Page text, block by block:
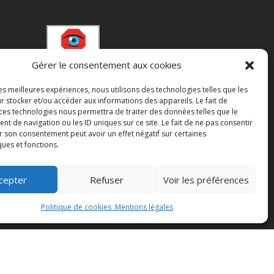
Gérer le consentement aux cookies
meilleures expériences, nous utilisons des technologies telles que les
stocker et/ou accéder aux informations des appareils. Le fait de
technologies nous permettra de traiter des données telles que le
de navigation ou les ID uniques sur ce site. Le fait de ne pas consentir
son consentement peut avoir un effet négatif sur certaines
et fonctions.
Refuser Voir les préférences
Politique de cookies .Mentions légales
Adhérer
Faire un don